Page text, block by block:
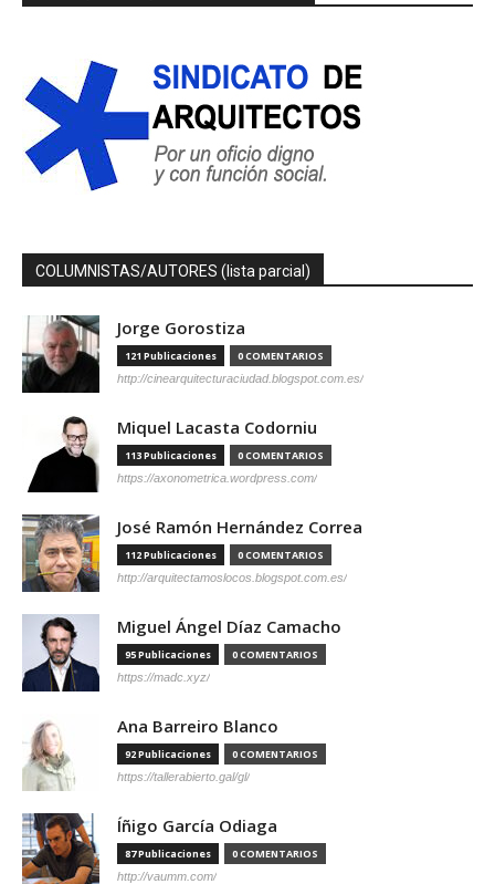
COLUMNISTAS/AUTORES (lista parcial)
Jorge Gorostiza
121 Publicaciones 0 COMENTARIOS
http://cinearquitecturaciudad.blogspot.com.es/
Miquel Lacasta Codorniu
113 Publicaciones 0 COMENTARIOS
https://axonometrica.wordpress.com/
José Ramón Hernández Correa
112 Publicaciones 0 COMENTARIOS
http://arquitectamoslocos.blogspot.com.es/
Miguel Ángel Díaz Camacho
95 Publicaciones 0 COMENTARIOS
https://madc.xyz/
Ana Barreiro Blanco
92 Publicaciones 0 COMENTARIOS
https://tallerabierto.gal/gl/
Íñigo García Odiaga
87 Publicaciones 0 COMENTARIOS
http://vaumm.com/